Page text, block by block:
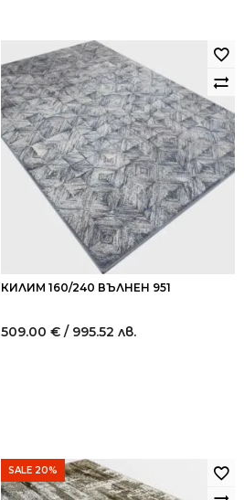
КИЛИМ 160/240 ВЪЛНЕН 951
509.00 € / 995.52 лв.
SALE 20%